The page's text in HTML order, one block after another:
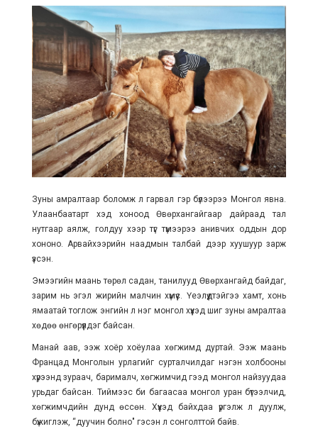
Зуны амралтаар боломж л гарвал гэр бүлээрээ Монгол явна.
Улаанбаатарт хэд хоноод Өвөрхангайгаар дайраад тал
нутгаар аялж, голдуу хээр түг түмээрээ анивчих оддын дор
хононо. Арвайхээрийн наадмын талбай дээр хуушуур зарж
үзсэн.
Эмээгийн маань төрөл садан, танилууд Өвөрхангайд байдаг,
зарим нь эгэл жирийн малчин хүмүүс. Үеэлүүдтэйгээ хамт, хонь
ямаатай тоглож энгийн л нэг монгол хүүхэд шиг зуны амралтаа
хөдөө өнгөрүүлдэг байсан.
Манай аав, ээж хоёр хоёулаа хөгжимд дуртай. Ээж маань
Францад Монголын урлагийг сурталчилдаг нэгэн холбооны
хүрээнд зураач, барималч, хөгжимчид гээд монгол найзуудаа
урьдаг байсан. Тиймээс би багаасаа монгол уран бүтээлчид,
хөгжимчдийн дунд өссөн. Хүүхэд байхдаа үргэлж л дуулж,
бүжиглэж, “дуучин болно" гэсэн л сонголттой байв.